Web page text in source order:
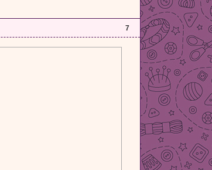
7